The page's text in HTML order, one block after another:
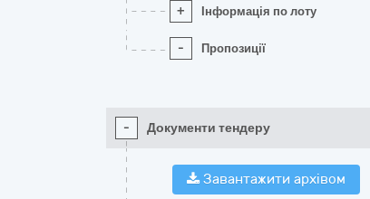
+ Інформація по лоту
- Пропозиції
- Документи тендеру
Завантажити архівом